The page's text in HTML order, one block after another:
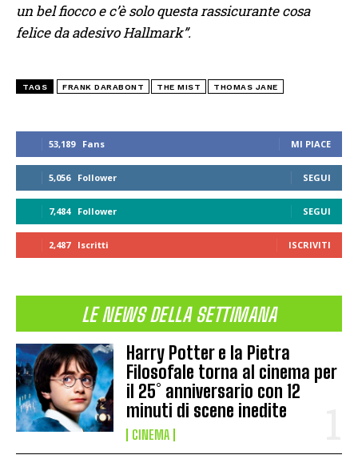
53,189 Fans MI PIACE
5,056 Follower SEGUI
7,484 Follower SEGUI
2,487 Iscritti ISCRIVITI
LE NEWS DELLA SETTIMANA
Harry Potter e la Pietra
Filosofale torna al cinema per
il 25° anniversario con 12
minuti di scene inedite
CINEMA
un bel fiocco e c’è solo questa rassicurante cosa
felice da adesivo Hallmark”.
TAGS FRANK DARABONT THE MIST THOMAS JANE